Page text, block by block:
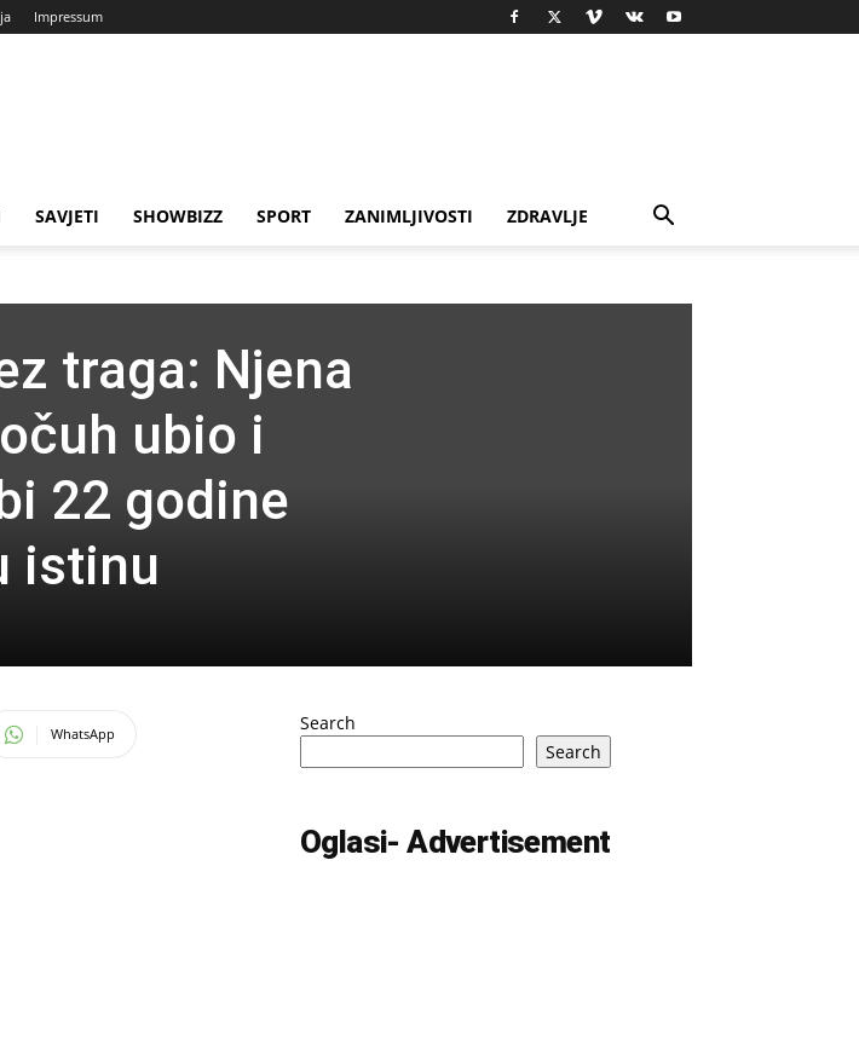
Impressum
SAVJETI SHOWBIZZ SPORT ZANIMLJIVOSTI ZDRAVLJE
traga: Njena
ubio i
22 godine
istinu
WhatsApp
Search
Search
Oglasi- Advertisement